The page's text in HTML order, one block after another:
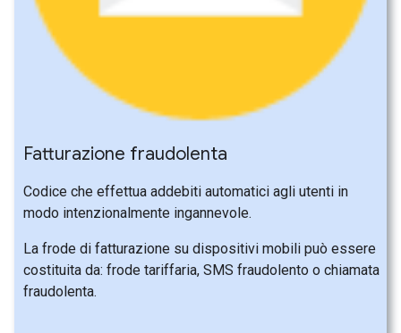
Fatturazione fraudolenta
Codice che effettua addebiti automatici agli utenti in
modo intenzionalmente ingannevole.
La frode di fatturazione su dispositivi mobili può essere
costituita da: frode tariffaria, SMS fraudolento o chiamata
fraudolenta.